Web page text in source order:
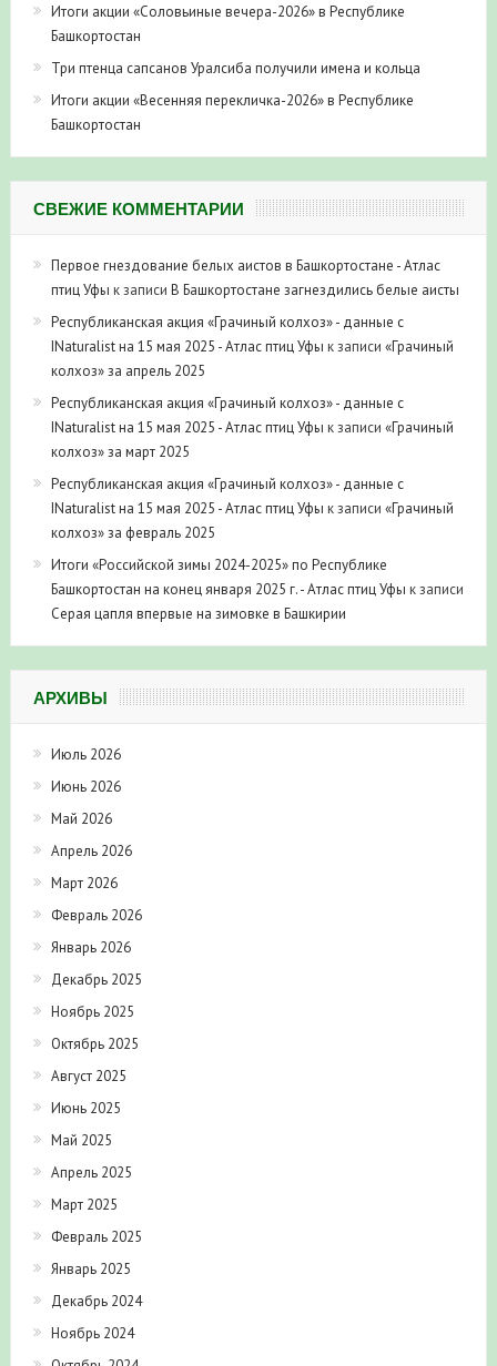
Итоги акции «Соловьиные вечера-2026» в Республике
Башкортостан
Три птенца сапсанов Уралсиба получили имена и кольца
Итоги акции «Весенняя перекличка-2026» в Республике
Башкортостан
СВЕЖИЕ КОММЕНТАРИИ
Первое гнездование белых аистов в Башкортостане - Атлас
птиц Уфы к записи В Башкортостане загнездились белые аисты
Республиканская акция «Грачиный колхоз» - данные с
INaturalist на 15 мая 2025 - Атлас птиц Уфы к записи «Грачиный
колхоз» за апрель 2025
Республиканская акция «Грачиный колхоз» - данные с
INaturalist на 15 мая 2025 - Атлас птиц Уфы к записи «Грачиный
колхоз» за март 2025
Республиканская акция «Грачиный колхоз» - данные с
INaturalist на 15 мая 2025 - Атлас птиц Уфы к записи «Грачиный
колхоз» за февраль 2025
Итоги «Российской зимы 2024-2025» по Республике
Башкортостан на конец января 2025 г. - Атлас птиц Уфы к записи
Серая цапля впервые на зимовке в Башкирии
АРХИВЫ
Июль 2026
Июнь 2026
Май 2026
Апрель 2026
Март 2026
Февраль 2026
Январь 2026
Декабрь 2025
Ноябрь 2025
Октябрь 2025
Август 2025
Июнь 2025
Май 2025
Апрель 2025
Март 2025
Февраль 2025
Январь 2025
Декабрь 2024
Ноябрь 2024